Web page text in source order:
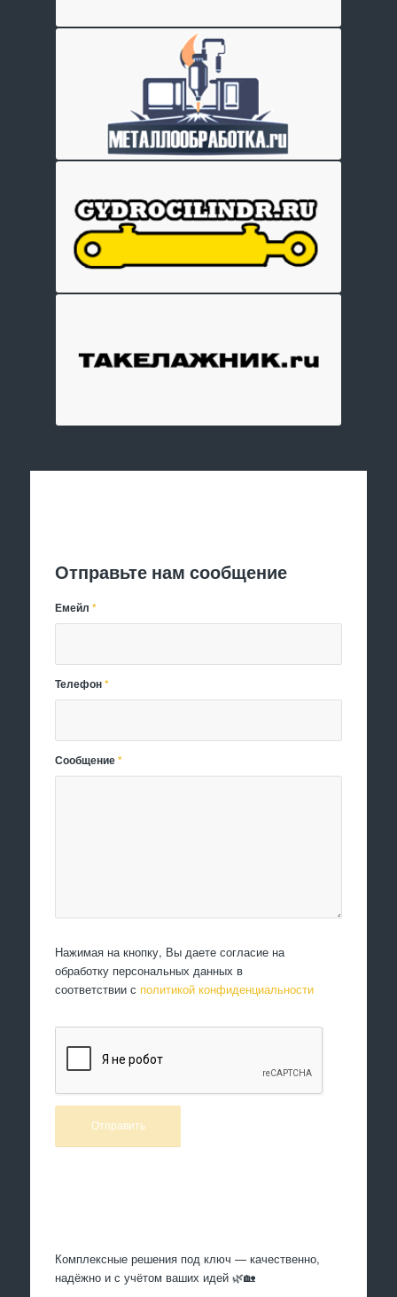
Отправьте нам сообщение
Емейл*
Телефон*
Сообщение*
Нажимая на кнопку, Вы даете согласие на
обработку персональных данных в
соответствии с политикой конфиденциальности
Комплексные решения под ключ — качественно,
надёжно и с учётом ваших идей 🌿🏡